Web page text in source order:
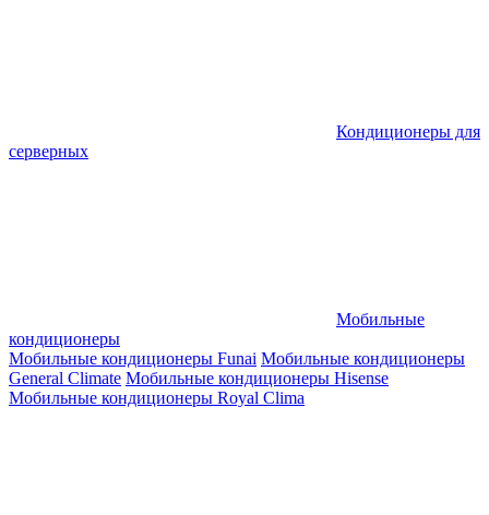
Кондиционеры для
серверных
Мобильные
кондиционеры
Мобильные кондиционеры Funai Мобильные кондиционеры
General Climate Мобильные кондиционеры Hisense
Мобильные кондиционеры Royal Clima